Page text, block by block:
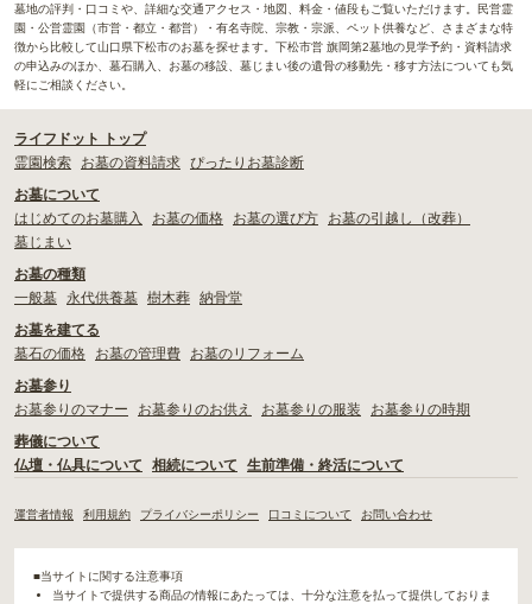
墓地の評判・口コミや、詳細な交通アクセス・地図、料金・値段もご覧いただけます。民営霊
園・公営霊園（市営・都立・都営）・有名寺院、宗教・宗派、ペット供養など、さまざまな特
徴から比較して山口県下松市のお墓を探せます。下松市営 旗岡第2墓地の見学予約・資料請求
の申込みのほか、墓石購入、お墓の移設、墓じまい後の遺骨の移動先・移す方法についても気
軽にご相談ください。
ライフドット トップ
霊園検索
お墓の資料請求 ぴったりお墓診断
お墓について
はじめてのお墓購入
お墓の価格 お墓の選び方
お墓の引越し（改葬）
墓じまい
お墓の種類
一般墓
永代供養墓 樹木葬 納骨堂
お墓を建てる
墓石の価格
お墓の管理費
お墓のリフォーム
お墓参り
お墓参りのマナー
お墓参りのお供え お墓参りの服装
お墓参りの時期
葬儀について
仏壇・仏具について
相続について 生前準備・終活について
運営者情報 利用規約 プライバシーポリシー 口コミについて お問い合わせ
■当サイトに関する注意事項
当サイトで提供する商品の情報にあたっては、十分な注意を払って提供しておりま